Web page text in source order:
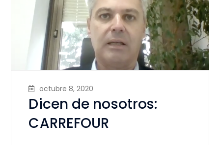
octubre 8, 2020
Dicen de nosotros:
CARREFOUR